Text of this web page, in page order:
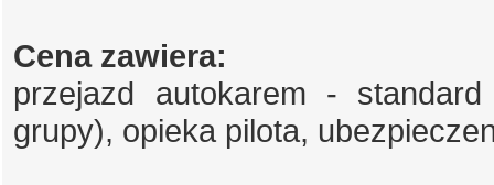
Cena zawiera:
przejazd autokarem -
grupy), opieka pilota,